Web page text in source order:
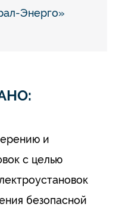
Энерго»
и
с целью
безопасной